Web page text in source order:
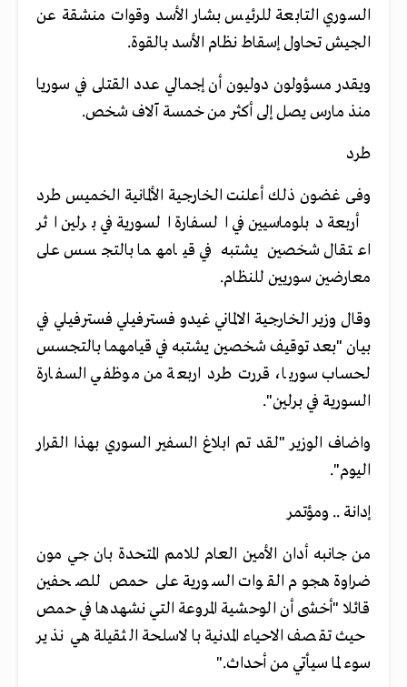
السوري التابعة للرئيس بشار الأسد وقوات منشقة عن
الجيش تحاول إسقاط نظام الأسد بالقوة.
ويقدر مسؤولون دوليون أن إجمالي عدد القتلى في سوريا
منذ مارس يصل إلى أكثر من خمسة آلاف شخص.
طرد
وفى غضون ذلك أعلنت الخارجية الألمانية الخميس طرد
أربعة دبلوماسيين في السفارة السورية في برلين اثر
اعتقال شخصين يشتبه في قيامهما بالتجسس على
معارضين سوريين للنظام.
وقال وزير الخارجية الالماني غيدو فسترفيلي فسترفيلي في
بيان "بعد توقيف شخصين يشتبه في قيامهما بالتجسس
لحساب سوريا، قررت طرد اربعة من موظفي السفارة
السورية في برلين".
واضاف الوزير "لقد تم ابلاغ السفير السوري بهذا القرار
اليوم".
إدانة .. ومؤتمر
من جانبه أدان الأمين العام للامم المتحدة بان جي مون
ضراوة هجوم القوات السورية على حمص للصحفين
قائلا "أخشى أن الوحشية المروعة التي نشهدها في حمص
حيث تقصف الاحياء المدنية بالاسلحة الثقيلة هي نذير
سوء لما سيأتي من أحداث."